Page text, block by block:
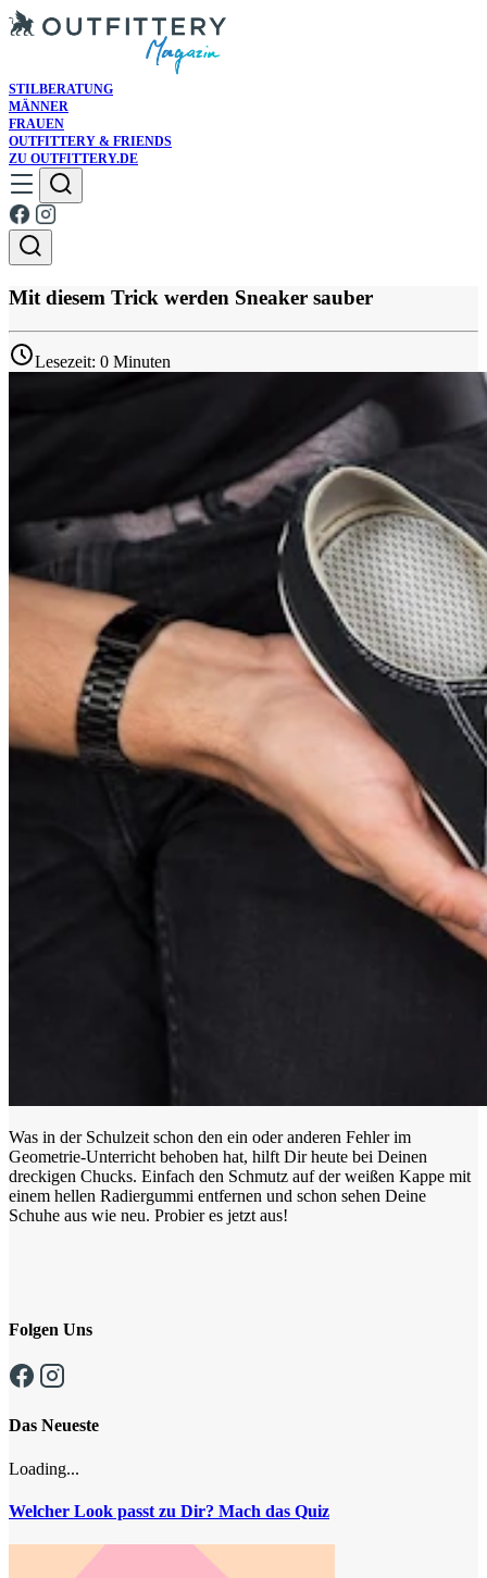
STILBERATUNG
MÄNNER
FRAUEN
OUTFITTERY & FRIENDS
ZU OUTFITTERY.DE
Mit diesem Trick werden Sneaker sauber
Lesezeit: 0 Minuten
Was in der Schulzeit schon den ein oder anderen Fehler im
Geometrie-Unterricht behoben hat, hilft Dir heute bei Deinen
dreckigen Chucks. Einfach den Schmutz auf der weißen Kappe mit
einem hellen Radiergummi entfernen und schon sehen Deine
Schuhe aus wie neu. Probier es jetzt aus!
Folgen Uns
Das Neueste
Loading...
Welcher Look passt zu Dir? Mach das Quiz